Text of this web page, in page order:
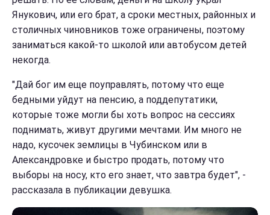
Янукович, или его брат, а сроки местных, районных и
столичных чиновников тоже ограничены, поэтому
заниматься какой-то школой или автобусом детей
некогда.
"Дай бог им еще поуправлять, потому что еще
бедными уйдут на пенсию, а поддепутатики,
которые тоже могли бы хоть вопрос на сессиях
поднимать, живут другими мечтами. Им много не
надо, кусочек землицы в Чубинском или в
Александровке и быстро продать, потому что
выборы на носу, кто его знает, что завтра будет", -
рассказала в публикации девушка.